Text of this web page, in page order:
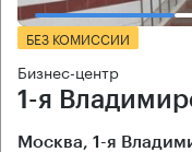
БЕЗ КОМИССИИ
Бизнес-центр
1-я
Москва, 1-я